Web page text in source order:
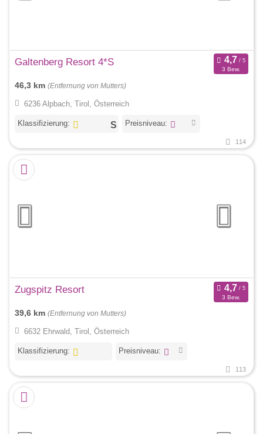
Galtenberg Resort 4*S
3 Bew.
46,3 km (Entfernung von Mutters)
6236 Alpbach, Tirol, Österreich
Klassifizierung: Preisniveau:
114
Zugspitz Resort
3 Bew.
39,6 km (Entfernung von Mutters)
6632 Ehrwald, Tirol, Österreich
Klassifizierung: Preisniveau:
113